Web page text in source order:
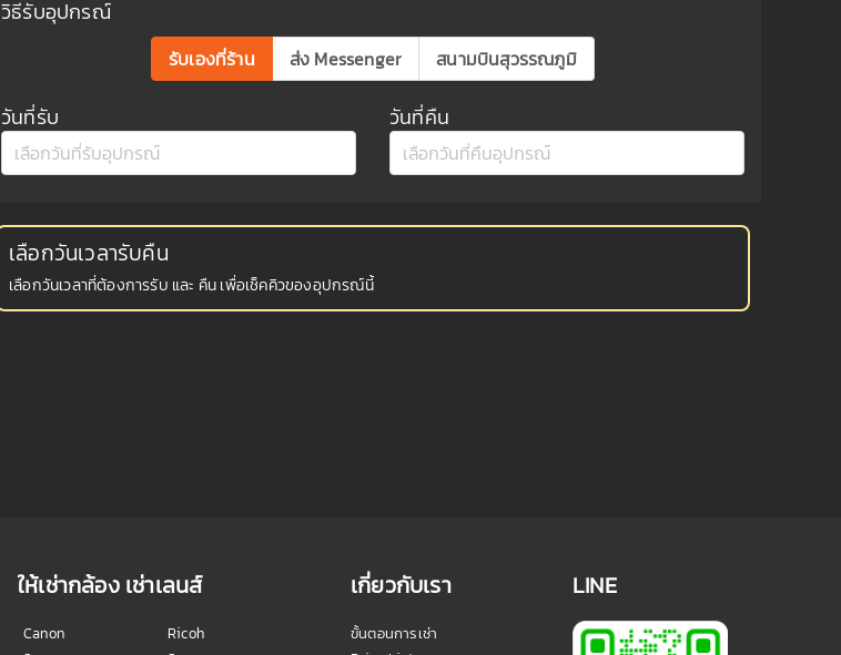
วิธีรับอุปกรณ์
รับเองที่ร้าน ส่ง Messenger สนามบินสุวรรณภูมิ
วันที่รับ วันที่คืน
เลือกวันเวลารับคืน
เลือกวันเวลาที่ต้องการรับ และ คืน เพื่อเช็คคิวของอุปกรณ์นี้
ให้เช่ากล้อง เช่าเลนส์
Canon
Ricoh
เกี่ยวกับเรา
ขั้นตอนการเช่า
LINE